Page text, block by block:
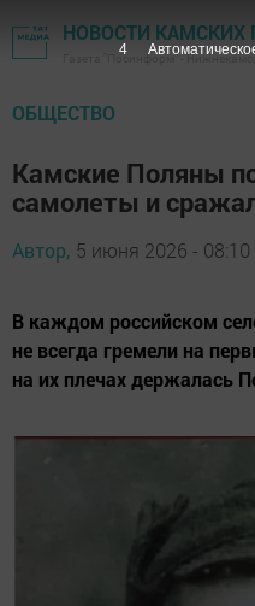
НОВОСТИ КАМСКИХ
Газета "Посинформ" -
ОБЩЕСТВО
Камские Поляны
самолеты и
Автор, 5 июня 2026 - 08:10
В каждом российском
не всегда гремели на
на их плечах держалась
3